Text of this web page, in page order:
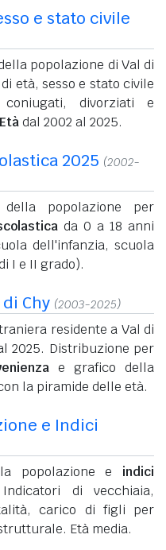
e stato civile
popolazione di Val di
età, sesso e stato civile
coniugati, divorziati e
dal 2002 al 2025.
2025 (2002-
della popolazione per
da 0 a 18 anni
dell'infanzia, scuola
I e II grado).
Chy (2003-2025)
residente a Val di
2025. Distribuzione per
e grafico della
la piramide delle età.
e Indici
popolazione e indici
di vecchiaia,
carico di figli per
Età media.